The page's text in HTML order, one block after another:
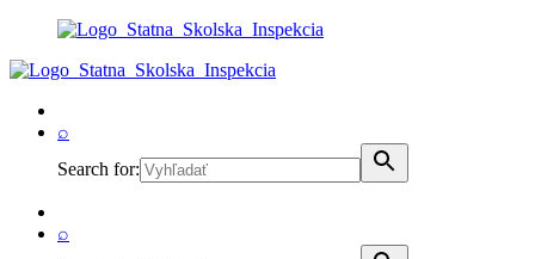
⌕
Search for:
⌕